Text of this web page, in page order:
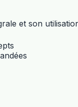
et son